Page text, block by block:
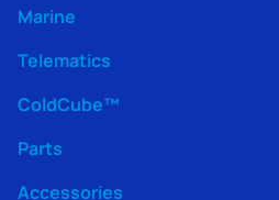
Marine
Telematics
ColdCube™
Parts
Accessories